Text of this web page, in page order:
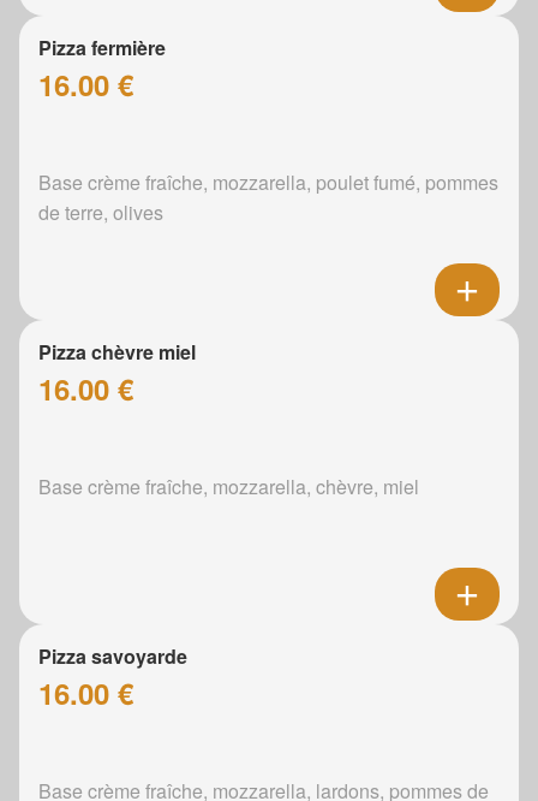
Pizza fermière
16.00 €
Base crème fraîche, mozzarella, poulet fumé, pommes
de terre, olives
Pizza chèvre miel
16.00 €
Base crème fraîche, mozzarella, chèvre, miel
Pizza savoyarde
16.00 €
Base crème fraîche, mozzarella, lardons, pommes de